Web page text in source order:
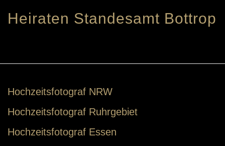
Heiraten Standesamt Bottrop
Hochzeitsfotograf NRW
Hochzeitsfotograf Ruhrgebiet
Hochzeitsfotograf Essen